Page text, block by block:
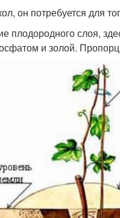
он потребуется для
плодородного слоя,
и золой.